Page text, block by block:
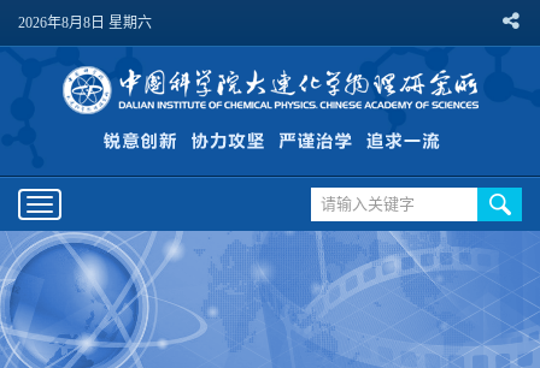
2026年8月8日 星期六
Toggle
navigation